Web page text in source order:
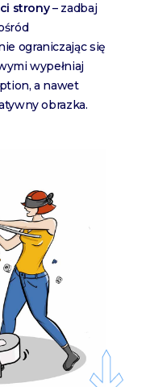
strony– zadbaj
ograniczając się
wypełniaj
a nawet
obrazka.